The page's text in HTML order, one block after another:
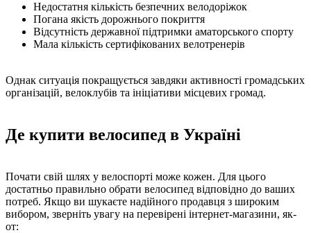
Недостатня кількість безпечних велодоріжок
Погана якість дорожнього покриття
Відсутність державної підтримки аматорського спорту
Мала кількість сертифікованих велотренерів
Однак ситуація покращується завдяки активності громадських
організацій, велоклубів та ініціативи місцевих громад.
Де купити велосипед в Україні
Почати свій шлях у велоспорті може кожен. Для цього
достатньо правильно обрати велосипед відповідно до ваших
потреб. Якщо ви шукаєте надійного продавця з широким
вибором, зверніть увагу на перевірені інтернет-магазини, як-
от: